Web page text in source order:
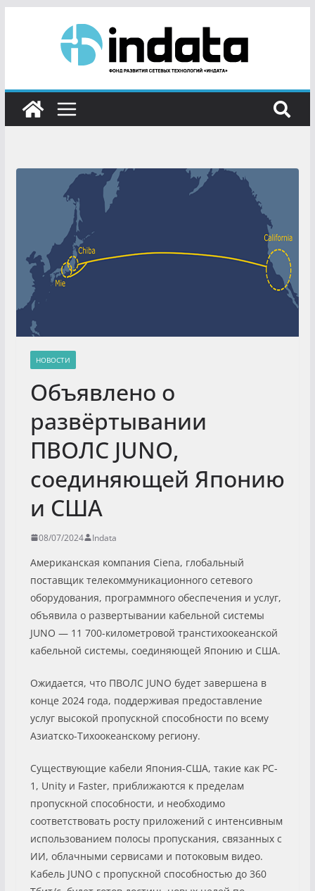
НОВОСТИ
Объявлено о
развёртывании
ПВОЛС JUNO,
соединяющей Японию
и США
08/07/2024 Indata
Американская компания Ciena, глобальный
поставщик телекоммуникационного сетевого
оборудования, программного обеспечения и услуг,
объявила о развертывании кабельной системы
JUNO — 11 700-километровой транстихоокеанской
кабельной системы, соединяющей Японию и США.
Ожидается, что ПВОЛС JUNO будет завершена в
конце 2024 года, поддерживая предоставление
услуг высокой пропускной способности по всему
Азиатско-Тихоокеанскому региону.
Существующие кабели Япония-США, такие как PC-
1, Unity и Faster, приближаются к пределам
пропускной способности, и необходимо
соответствовать росту приложений с интенсивным
использованием полосы пропускания, связанных с
ИИ, облачными сервисами и потоковым видео.
Кабель JUNO с пропускной способностью до 360